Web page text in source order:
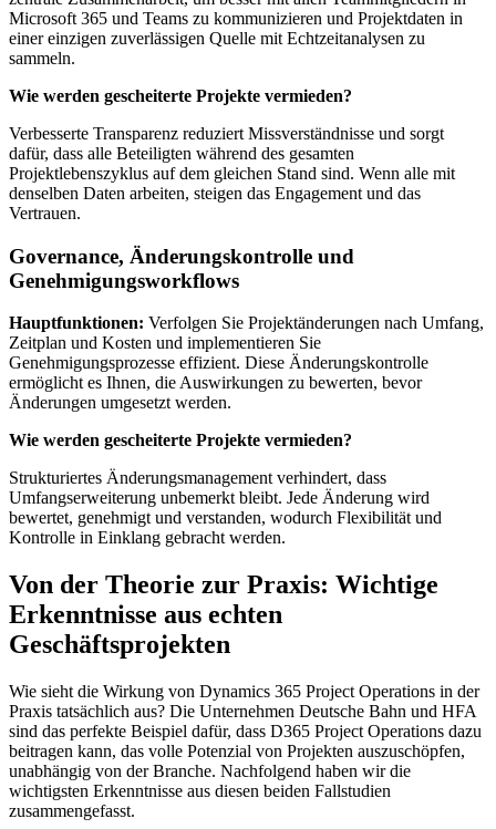
Microsoft 365 und Teams zu kommunizieren und Projektdaten in
einer einzigen zuverlässigen Quelle mit Echtzeitanalysen zu
sammeln.
Wie werden gescheiterte Projekte vermieden?
Verbesserte Transparenz reduziert Missverständnisse und sorgt
dafür, dass alle Beteiligten während des gesamten
Projektlebenszyklus auf dem gleichen Stand sind. Wenn alle mit
denselben Daten arbeiten, steigen das Engagement und das
Vertrauen.
Governance, Änderungskontrolle und
Genehmigungsworkflows
Hauptfunktionen: Verfolgen Sie Projektänderungen nach Umfang,
Zeitplan und Kosten und implementieren Sie
Genehmigungsprozesse effizient. Diese Änderungskontrolle
ermöglicht es Ihnen, die Auswirkungen zu bewerten, bevor
Änderungen umgesetzt werden.
Wie werden gescheiterte Projekte vermieden?
Strukturiertes Änderungsmanagement verhindert, dass
Umfangserweiterung unbemerkt bleibt. Jede Änderung wird
bewertet, genehmigt und verstanden, wodurch Flexibilität und
Kontrolle in Einklang gebracht werden.
Von der Theorie zur Praxis: Wichtige
Erkenntnisse aus echten
Geschäftsprojekten
Wie sieht die Wirkung von Dynamics 365 Project Operations in der
Praxis tatsächlich aus? Die Unternehmen Deutsche Bahn und HFA
sind das perfekte Beispiel dafür, dass D365 Project Operations dazu
beitragen kann, das volle Potenzial von Projekten auszuschöpfen,
unabhängig von der Branche. Nachfolgend haben wir die
wichtigsten Erkenntnisse aus diesen beiden Fallstudien
zusammengefasst.